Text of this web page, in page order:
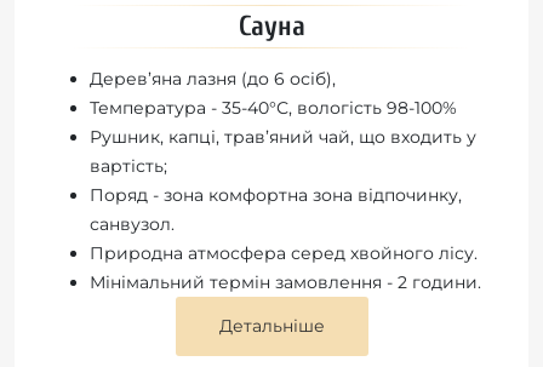
Сауна
Дерев’яна лазня (до 6 осіб),
Температура - 35-40°С, вологість 98-100%
Рушник, капці, трав’яний чай, що входить у
вартість;
Поряд - зона комфортна зона відпочинку,
санвузол.
Природна атмосфера серед хвойного лісу.
Мінімальний термін замовлення - 2 години.
Детальніше